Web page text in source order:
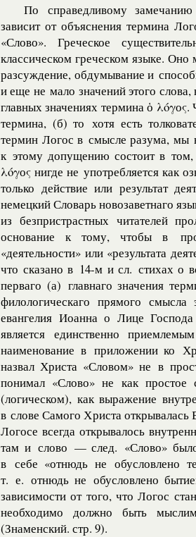
По справедливому
зависит от объяснения термина
«Слово». Греческое
классическом греческом языке.
разсуждение, обдумывание и
и еще не мало значений этого
главных значениях термина ὁ λόγоς.
термина, (б) то хотя есть
термин Логос в смысле разума, мы
к этому допущению состоит в том,
λόγоς нигде не употребляется как
только действие или результат
немецкий Словарь новозаветнаго
из безпристрастных читателей
основание к тому, чтобы в
«деятельности» или «результата
что сказано в 14-м и сл. стихах о
перваго (а) главнаго значения
филологическаго прямого
евангелия Иоанна о Лице
является единственно
наименование в приложении ко
назвал Христа «Словом» не в
понимал «Слово» не как простое
(логическом), как выражение
в слове Самого Христа
Логосе всегда открывалось
там и слово — след. «Слово»
в себе «отнюдь не обусловлено
т. е. отнюдь не обусловлено
зависимости от того, что Логос
необходимо должно быть
(Знаменский. стр. 9).